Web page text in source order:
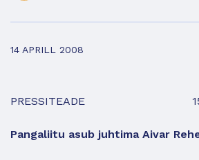
14 APRILL 2008
PRESSITEADE
Pangaliitu asub juhtima Aivar